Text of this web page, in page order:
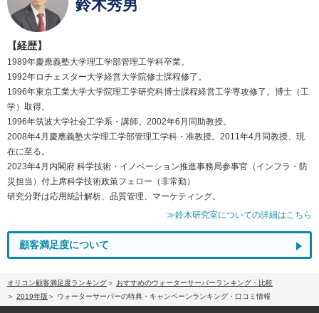
鈴木秀男
【経歴】
1989年慶應義塾大学理工学部管理工学科卒業。
1992年ロチェスター大学経営大学院修士課程修了。
1996年東京工業大学大学院理工学研究科博士課程経営工学専攻修了。博士（工
学）取得。
1996年筑波大学社会工学系・講師。2002年6月同助教授。
2008年4月慶應義塾大学理工学部管理工学科・准教授。2011年4月同教授、現
在に至る。
2023年4月内閣府 科学技術・イノベーション推進事務局参事官（インフラ・防
災担当）付上席科学技術政策フェロー（非常勤）
研究分野は応用統計解析、品質管理、マーケティング。
≫鈴木研究室についての詳細はこちら
顧客満足度について
オリコン顧客満足度ランキング
おすすめのウォーターサーバーランキング・比較
2019年版
ウォーターサーバーの特典・キャンペーンランキング・口コミ情報